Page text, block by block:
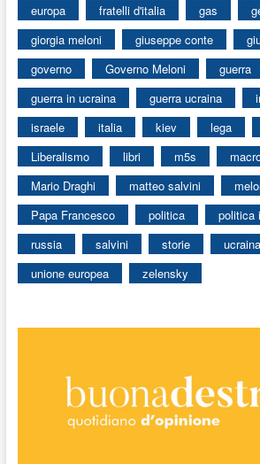
europa
fratelli d'italia gas
giorgia meloni
giuseppe conte
governo
Governo Meloni
guerra
guerra in ucraina
guerra ucraina
israele
italia kiev lega
Liberalismo
libri m5s
Mario Draghi
matteo salvini
Papa Francesco
politica politica
russia
salvini storie
ucraina
unione europea
zelensky